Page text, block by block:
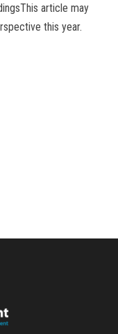
article may
this year.